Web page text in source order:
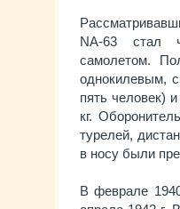
NA-63 стал
самолетом.
однокилевым,
пять человек)
кг.
турелей,
в носу были
В феврале